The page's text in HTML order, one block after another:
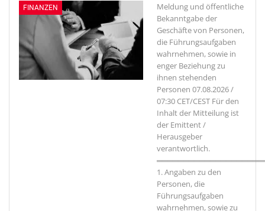
FINANZEN
Meldung und öffentliche
Bekanntgabe der
Geschäfte von Personen,
die Führungsaufgaben
wahrnehmen, sowie in
enger Beziehung zu
ihnen stehenden
Personen 07.08.2026 /
07:30 CET/CEST Für den
Inhalt der Mitteilung ist
der Emittent /
Herausgeber
verantwortlich.
1. Angaben zu den
Personen, die
Führungsaufgaben
wahrnehmen, sowie zu